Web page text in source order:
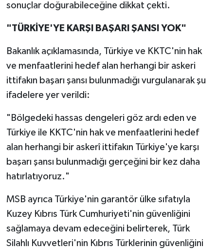
sonuçlar doğurabileceğine dikkat çekti.
"TÜRKİYE'YE KARŞI BAŞARI ŞANSI YOK"
Bakanlık açıklamasında, Türkiye ve KKTC'nin hak
ve menfaatlerini hedef alan herhangi bir askeri
ittifakın başarı şansı bulunmadığı vurgulanarak şu
ifadelere yer verildi:
"Bölgedeki hassas dengeleri göz ardı eden ve
Türkiye ile KKTC'nin hak ve menfaatlerini hedef
alan herhangi bir askerî ittifakın Türkiye'ye karşı
başarı şansı bulunmadığı gerçeğini bir kez daha
hatırlatıyoruz."
MSB ayrıca Türkiye'nin garantör ülke sıfatıyla
Kuzey Kıbrıs Türk Cumhuriyeti'nin güvenliğini
sağlamaya devam edeceğini belirterek, Türk
Silahlı Kuvvetleri'nin Kıbrıs Türklerinin güvenliğini